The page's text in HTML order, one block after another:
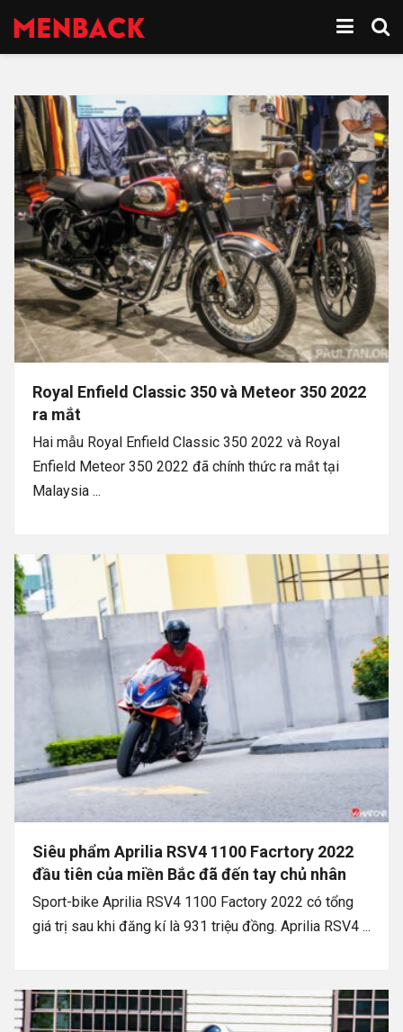
Royal Enfield Classic 350 và Meteor 350 2022
ra mắt
Hai mẫu Royal Enfield Classic 350 2022 và Royal
Enfield Meteor 350 2022 đã chính thức ra mắt tại
Malaysia ...
Siêu phẩm Aprilia RSV4 1100 Facrtory 2022
đầu tiên của miền Bắc đã đến tay chủ nhân
Sport-bike Aprilia RSV4 1100 Factory 2022 có tổng
giá trị sau khi đăng kí là 931 triệu đồng. Aprilia RSV4 ...